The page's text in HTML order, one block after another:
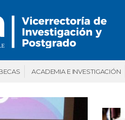
ACADEMIA E INVESTIGACIÓN